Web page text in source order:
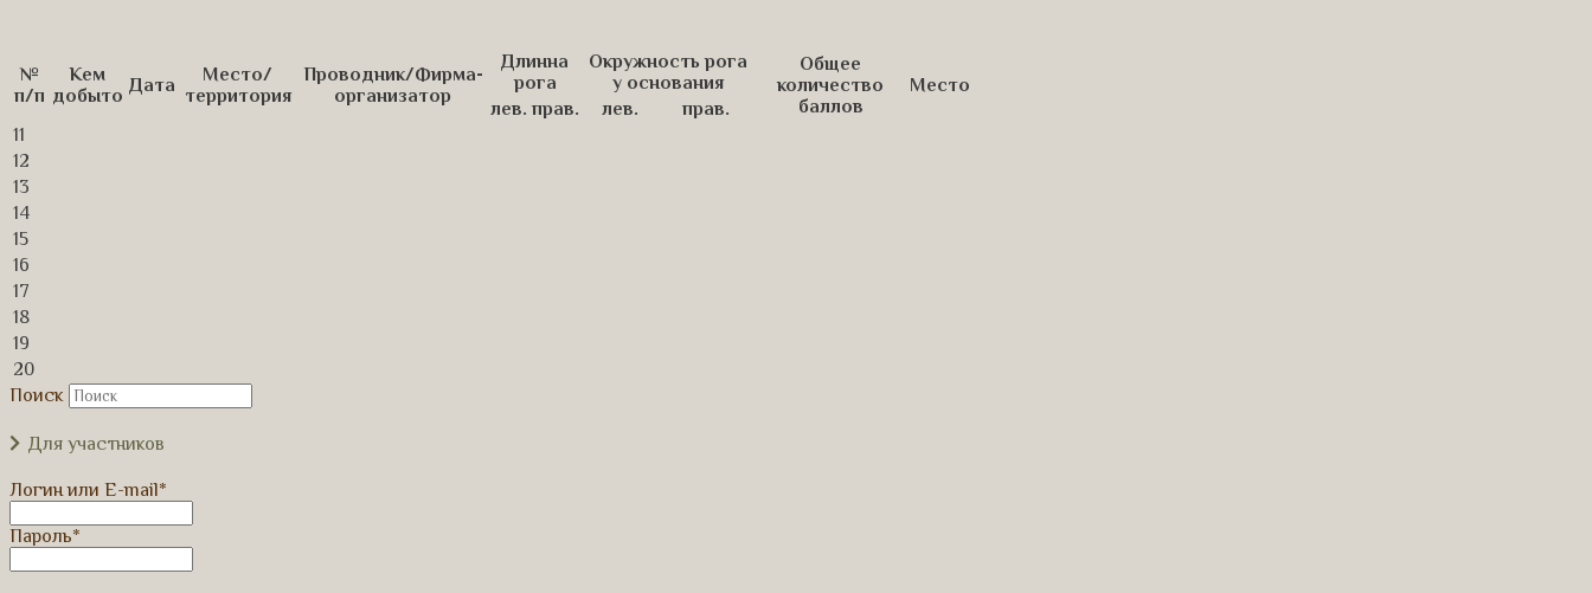
№
п/п
Кем
добыто Дата
Место/
территория
Проводник/Фирма-
организатор
Длинна
рога
Окружность рога
у основания
Общее
количество
баллов
Место
лев. прав. лев.
прав.
11
12
13
14
15
16
17
18
19
20
Поиск
Для участников
Логин или E-mail*
Пароль*